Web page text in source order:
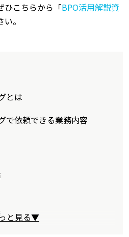
ひこちらから「BPO活用解説資
。
とは
で依頼できる業務内容
と見る▼